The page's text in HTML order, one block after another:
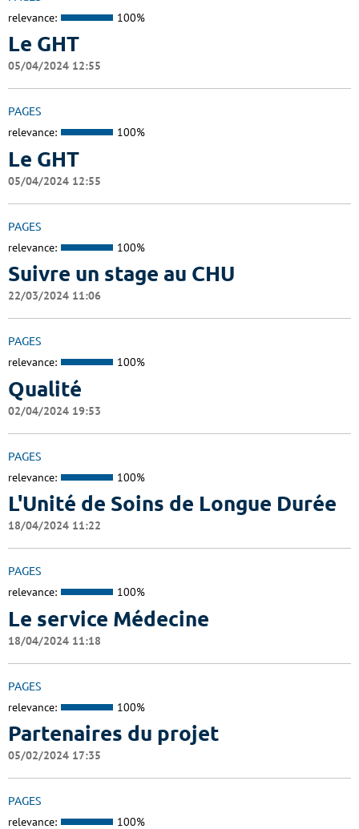
relevance: 100%
Le GHT
05/04/2024 12:55
PAGES
relevance: 100%
Le GHT
05/04/2024 12:55
PAGES
relevance: 100%
Suivre un stage au CHU
22/03/2024 11:06
PAGES
relevance: 100%
Qualité
02/04/2024 19:53
PAGES
relevance: 100%
L'Unité de Soins de Longue Durée
18/04/2024 11:22
PAGES
relevance: 100%
Le service Médecine
18/04/2024 11:18
PAGES
relevance: 100%
Partenaires du projet
05/02/2024 17:35
PAGES
relevance: 100%